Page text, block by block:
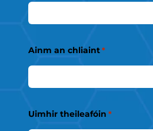
Ainm an chliaint *
Uimhir theileafóin *